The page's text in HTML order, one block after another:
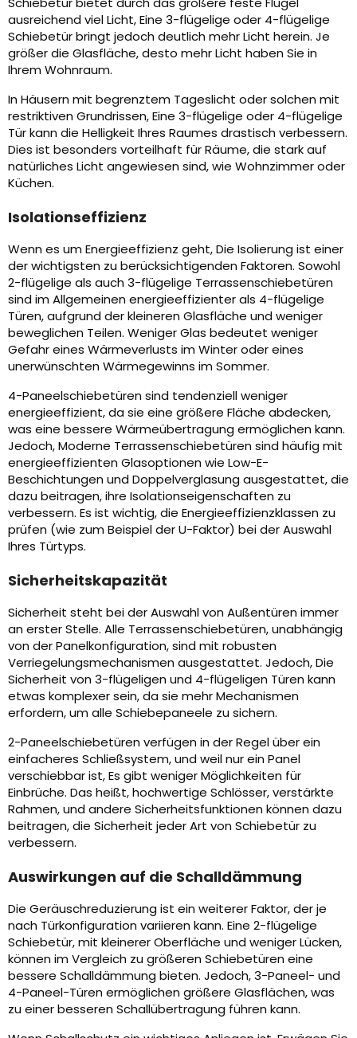
ausreichend viel Licht, Eine 3-flügelige oder 4-flügelige
Schiebetür bringt jedoch deutlich mehr Licht herein. Je
größer die Glasfläche, desto mehr Licht haben Sie in
Ihrem Wohnraum.
In Häusern mit begrenztem Tageslicht oder solchen mit
restriktiven Grundrissen, Eine 3-flügelige oder 4-flügelige
Tür kann die Helligkeit Ihres Raumes drastisch verbessern.
Dies ist besonders vorteilhaft für Räume, die stark auf
natürliches Licht angewiesen sind, wie Wohnzimmer oder
Küchen.
Isolationseffizienz
Wenn es um Energieeffizienz geht, Die Isolierung ist einer
der wichtigsten zu berücksichtigenden Faktoren. Sowohl
2-flügelige als auch 3-flügelige Terrassenschiebetüren
sind im Allgemeinen energieeffizienter als 4-flügelige
Türen, aufgrund der kleineren Glasfläche und weniger
beweglichen Teilen. Weniger Glas bedeutet weniger
Gefahr eines Wärmeverlusts im Winter oder eines
unerwünschten Wärmegewinns im Sommer.
4-Paneelschiebetüren sind tendenziell weniger
energieeffizient, da sie eine größere Fläche abdecken,
was eine bessere Wärmeübertragung ermöglichen kann.
Jedoch, Moderne Terrassenschiebetüren sind häufig mit
energieeffizienten Glasoptionen wie Low-E-
Beschichtungen und Doppelverglasung ausgestattet, die
dazu beitragen, ihre Isolationseigenschaften zu
verbessern. Es ist wichtig, die Energieeffizienzklassen zu
prüfen (wie zum Beispiel der U-Faktor) bei der Auswahl
Ihres Türtyps.
Sicherheitskapazität
Sicherheit steht bei der Auswahl von Außentüren immer
an erster Stelle. Alle Terrassenschiebetüren, unabhängig
von der Panelkonfiguration, sind mit robusten
Verriegelungsmechanismen ausgestattet. Jedoch, Die
Sicherheit von 3-flügeligen und 4-flügeligen Türen kann
etwas komplexer sein, da sie mehr Mechanismen
erfordern, um alle Schiebepaneele zu sichern.
2-Paneelschiebetüren verfügen in der Regel über ein
einfacheres Schließsystem, und weil nur ein Panel
verschiebbar ist, Es gibt weniger Möglichkeiten für
Einbrüche. Das heißt, hochwertige Schlösser, verstärkte
Rahmen, und andere Sicherheitsfunktionen können dazu
beitragen, die Sicherheit jeder Art von Schiebetür zu
verbessern.
Auswirkungen auf die Schalldämmung
Die Geräuschreduzierung ist ein weiterer Faktor, der je
nach Türkonfiguration variieren kann. Eine 2-flügelige
Schiebetür, mit kleinerer Oberfläche und weniger Lücken,
können im Vergleich zu größeren Schiebetüren eine
bessere Schalldämmung bieten. Jedoch, 3-Paneel- und
4-Paneel-Türen ermöglichen größere Glasflächen, was
zu einer besseren Schallübertragung führen kann.